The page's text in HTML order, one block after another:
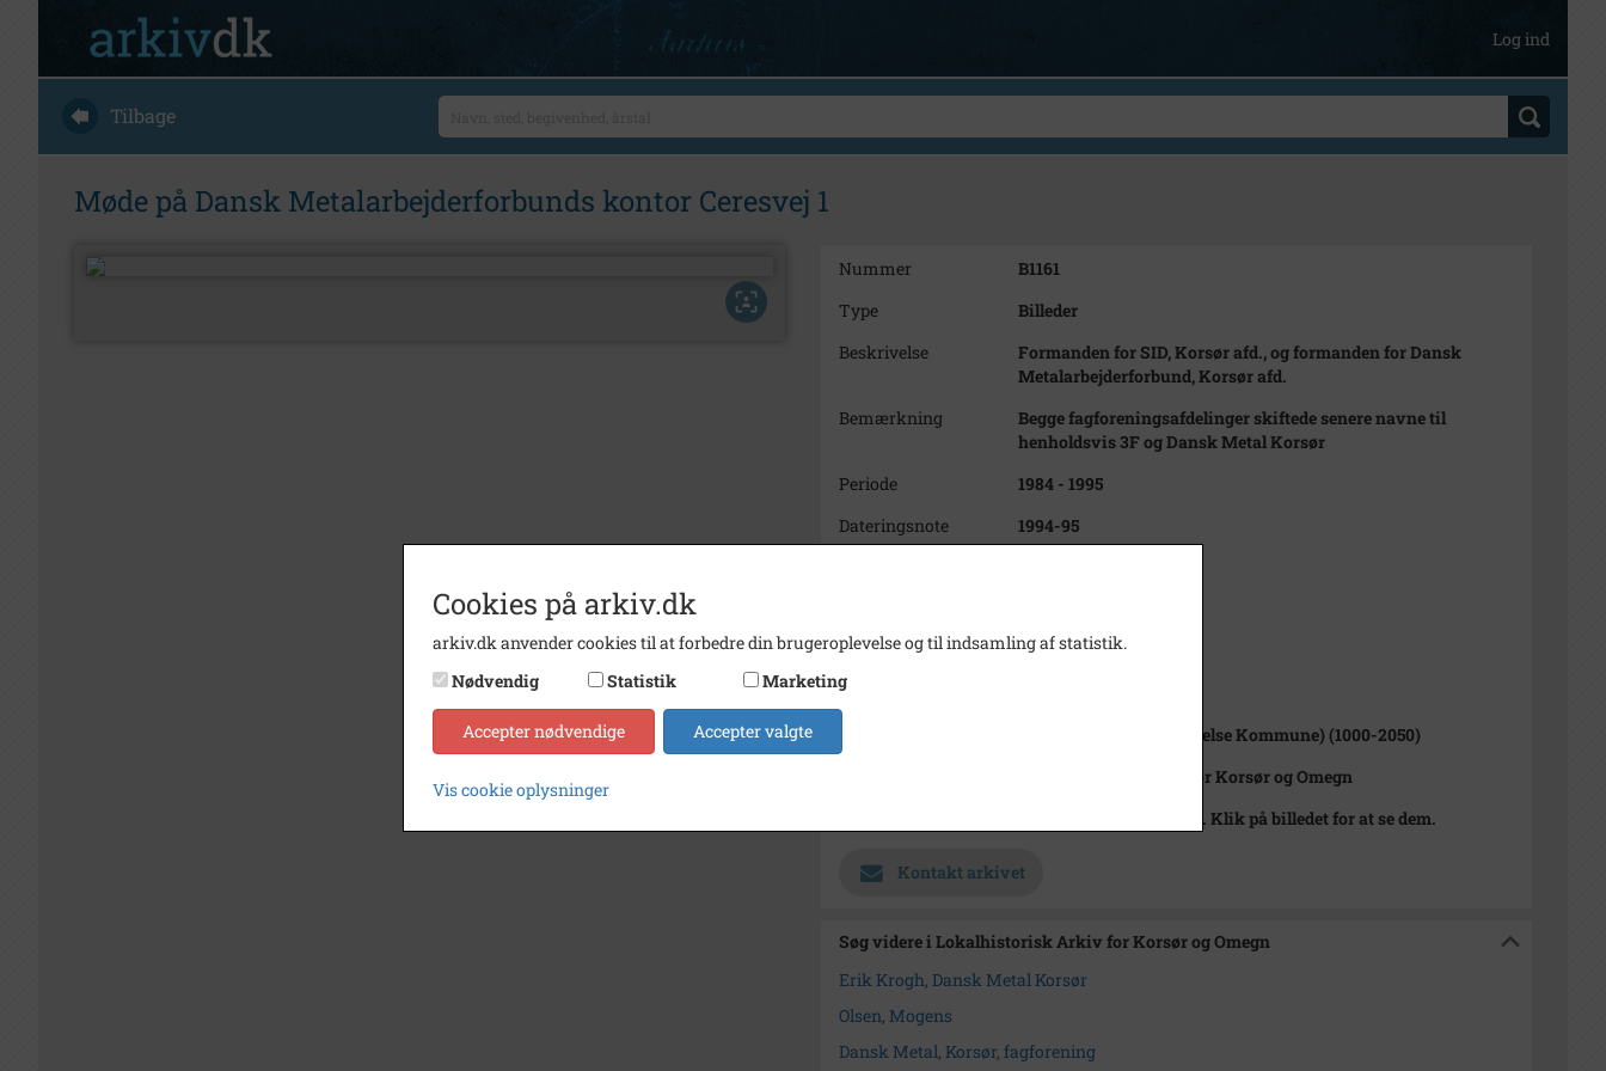
Log ind
Tilbage
Møde på Dansk Metalarbejderforbunds kontor Ceresvej 1
Nummer
B1161
Type
Billeder
Beskrivelse
Formanden for SID, Korsør afd., og formanden for Dansk
Metalarbejderforbund, Korsør afd.
Bemærkning
Begge fagforeningsafdelinger skiftede senere navne til
henholdsvis 3F og Dansk Metal Korsør
Periode
1984 - 1995
Dateringsnote
1994-95
Se på kort
Type
Sankt Pauls Sogn (Slagelse Kommune) (1000-2050)
Lokalhistorisk Arkiv for Korsør og Omegn
Billedet indeholder tags. Klik på billedet for at se dem.
Kontakt arkivet
Søg videre i Lokalhistorisk Arkiv for Korsør og Omegn
Erik Krogh, Dansk Metal Korsør
Olsen, Mogens
Dansk Metal, Korsør, fagforening
Cookies på arkiv.dk
arkiv.dk anvender cookies til at forbedre din brugeroplevelse og til indsamling af statistik.
Nødvendig
Statistik Marketing
Accepter nødvendige Accepter valgte
Vis cookie oplysninger